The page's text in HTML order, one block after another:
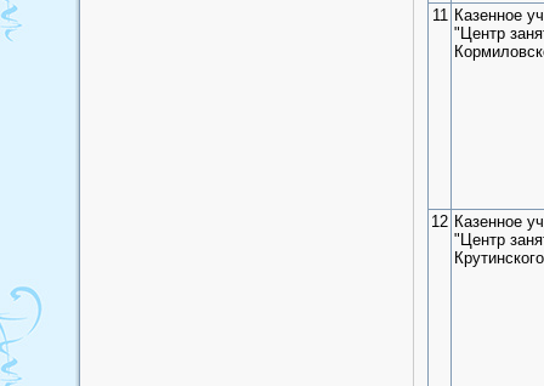
11 Казенное
"Центр
12 Казенное
"Центр